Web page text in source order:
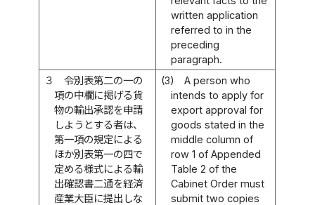
written application
referred to in the
preceding
paragraph.
３
令別表第二の一の
項の中欄に掲げる貨
物の輸出承認を申請
しようとする者は、
第一項の規定による
ほか別表第一の四で
定める様式による輸
出確認書二通を経済
産業大臣に提出しな
(3)
A person who
intends to apply for
export approval for
goods stated in the
middle column of
row 1 of Appended
Table 2 of the
Cabinet Order must
submit two copies